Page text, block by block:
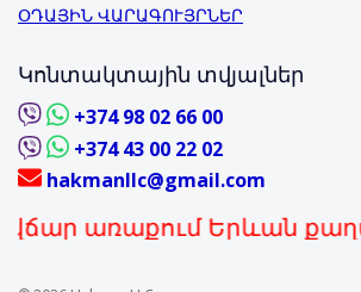
ՕԴԱՅԻՆ ՎԱՐԱԳՈՒՅՐՆԵՐ
Կոնտակտային տվյալներ
+374 98 02 66 00
+374 43 00 22 02
hakmanllc@gmail.com
Երևան քաղաքում